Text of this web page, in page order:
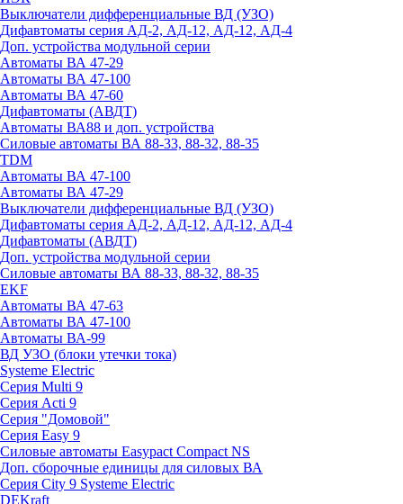
Выключатели дифференциальные ВД (УЗО)
Дифавтоматы серия АД-2, АД-12, АД-12, АД-4
Доп. устройства модульной серии
Автоматы ВА 47-29
Автоматы ВА 47-100
Автоматы ВА 47-60
Дифавтоматы (АВДТ)
Автоматы ВА88 и доп. устройства
Силовые автоматы ВА 88-33, 88-32, 88-35
TDM
Автоматы ВА 47-100
Автоматы ВА 47-29
Выключатели дифференциальные ВД (УЗО)
Дифавтоматы серия АД-2, АД-12, АД-12, АД-4
Дифавтоматы (АВДТ)
Доп. устройства модульной серии
Силовые автоматы ВА 88-33, 88-32, 88-35
EKF
Автоматы ВА 47-63
Автоматы ВА 47-100
Автоматы ВА-99
ВД УЗО (блоки утечки тока)
Systeme Electric
Серия Multi 9
Серия Acti 9
Серия "Домовой"
Серия Easy 9
Силовые автоматы Easypact Compact NS
Доп. сборочные единицы для силовых ВА
Серия City 9 Systeme Electric
DEKraft